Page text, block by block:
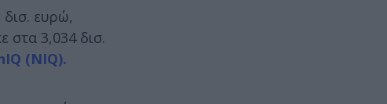
ευρώ,
στα 3,034 δισ.
(NIQ).